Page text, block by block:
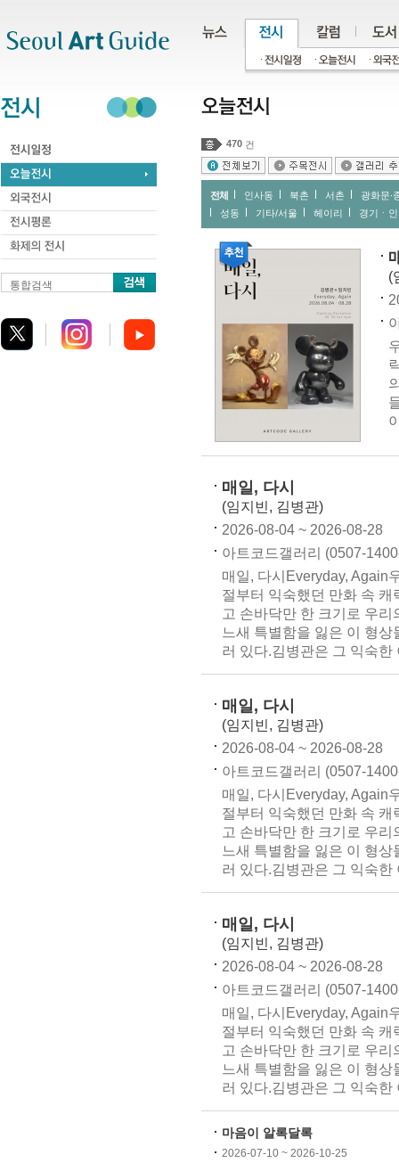
통합검색
470 건
전체 인사동 북촌 서촌
광화문∙
성동
기타/서울 헤이리 경기ㆍ
(
매일, 다시
(임지빈, 김병관)
2026-08-04 ~ 2026-08-28
아트코드갤러리 (0507-
매일, 다시Everyday, Again
절부터 익숙했던 만화 속
고 손바닥만 한 크기로 우
느새 특별함을 잃은 이 형
러 있다.김병관은 그 익숙한
매일, 다시
(임지빈, 김병관)
2026-08-04 ~ 2026-08-28
아트코드갤러리 (0507-
매일, 다시Everyday, Again
절부터 익숙했던 만화 속
고 손바닥만 한 크기로 우
느새 특별함을 잃은 이 형
러 있다.김병관은 그 익숙한
매일, 다시
(임지빈, 김병관)
2026-08-04 ~ 2026-08-28
아트코드갤러리 (0507-
매일, 다시Everyday, Again
절부터 익숙했던 만화 속
고 손바닥만 한 크기로 우
느새 특별함을 잃은 이 형
러 있다.김병관은 그 익숙한
마음이 알록달록
2026-07-10 ~ 2026-10-25